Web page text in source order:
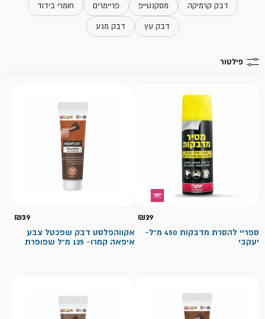
דבק קרמיקה מסקנטייפ פריימרים חומרי בידוד
דבק עץ דבק מגע
פילטור
₪29
ספריי להסרת מדבקות 450 מ"ל-
יעקבי
₪39
אקווהפלסט דבק שפכטל צבע
איפאה קמרו- 125 מ"ל שפופרת